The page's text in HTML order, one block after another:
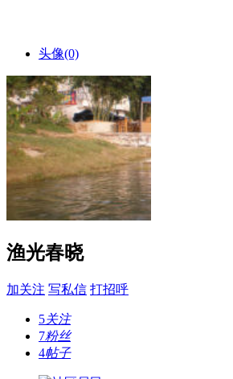
头像(0)
渔光春晓
加关注 写私信 打招呼
5关注
7粉丝
4帖子